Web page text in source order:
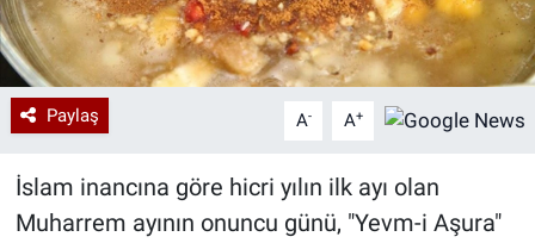
Paylaş A- A+
İslam inancına göre hicri yılın ilk ayı olan
Muharrem ayının onuncu günü, "Yevm-i Aşura"
Ramazan